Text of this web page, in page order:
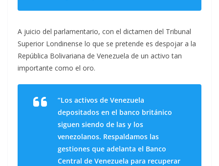
A juicio del parlamentario, con el dictamen del Tribunal
Superior Londinense lo que se pretende es despojar a la
República Bolivariana de Venezuela de un activo tan
importante como el oro.
“Los activos de Venezuela
depositados en el banco británico
siguen siendo de las y los
venezolanos. Respaldamos las
gestiones que adelanta el Banco
Central de Venezuela para recuperar